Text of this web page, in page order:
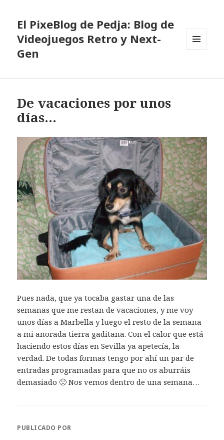
El PixeBlog de Pedja: Blog de
Videojuegos Retro y Next-
Gen
De vacaciones por unos
días…
Pues nada, que ya tocaba gastar una de las
semanas que me restan de vacaciones, y me voy
unos días a Marbella y luego el resto de la semana
a mi añorada tierra gaditana. Con el calor que está
haciendo estos días en Sevilla ya apetecía, la
verdad. De todas formas tengo por ahí un par de
entradas programadas para que no os aburráis
demasiado 🙂 Nos vemos dentro de una semana…
PUBLICADO POR